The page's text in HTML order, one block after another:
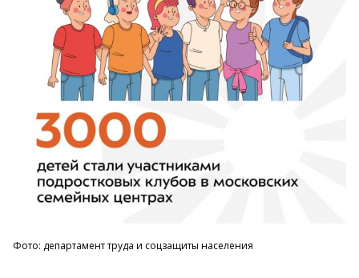
Фото: департамент труда и соцзащиты населения